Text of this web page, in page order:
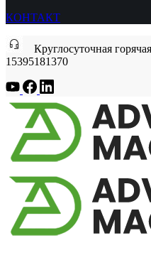
КОНТАКТ
Круглосуточная
15395181370